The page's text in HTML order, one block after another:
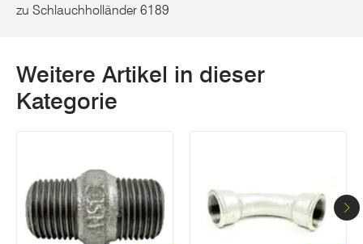
zu Schlauchholländer 6189
Weitere Artikel in dieser
Kategorie